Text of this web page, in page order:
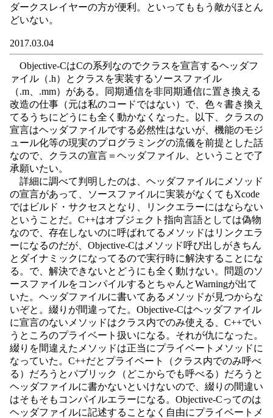
ダークスレイヤーの方が便利。といってももう敵がほとん
どいない。
2017.03.04
Objective-CはCの系列なのでクラスを宣言するヘッダフ
ァイル（.h）とクラスを実装するソースファイル
（.m、.mm）がある。同期通信を非同期通信に置き換える
改造の仕事（元は私のコードではない）で、色々書き換え
てるうちにどうにも全く動かなくなった。以下、クラスの
宣言はヘッダファイルでする必然性はないが、機能のモジ
ュール化等の現実のプログラミングの流儀を前提とした話
なので、クラスの宣言＝ヘッダファイル、ということで了
承願いたい。
詳細に調べて判明したのは、ヘッダファイルにメソッド
の宣言があって、ソースファイルに実装がなくてもXcode
ではビルド・サクセスとなり、リンクエラーにはならない
ということだ。C++はオブジェクト指向言語としては偽物
なので、存在しないのに呼ばれてるメソッドはリンクエラ
ーになるのだが、Objective-Cはメソッド呼び出しがきちん
とダイナミックになってるので実行時に解決することにな
る。で、解決できないとどうにも全く動けない。問題のソ
ースファイルをコンパイルするとちゃんとWarningが出て
いた。ヘッダファイルに書いてあるメソッドが見つからな
いぞと。綴りが間違ってた。Objective-Cはヘッダファイル
に宣言のないメソッドはクラス内でのみ使える、C++でい
うところのプライベート扱いになる。それが仇になった。
綴りを間違えたメソッドは正当にプライベートメソッドに
なっていた。C++だとプライベート（クラス内でのみ呼べ
る）だろうとパブリック（どこからでも呼べる）だろうと
ヘッダファイルに書かないといけないので、綴りの間違い
はそもそもコンパイルエラーになる。Objective-Cってのは
ヘッダファイルに記述することなく自由にプライベートメ